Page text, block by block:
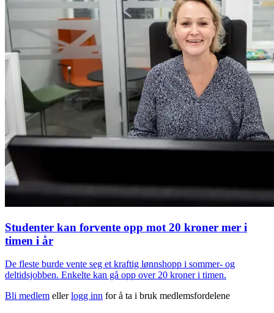
Studenter kan forvente opp mot 20 kroner mer i
timen i år
De fleste burde vente seg et kraftig lønnshopp i sommer- og
deltidsjobben. Enkelte kan gå opp over 20 kroner i timen.
Bli medlem ellerlogg inn for å ta i bruk medlemsfordelene